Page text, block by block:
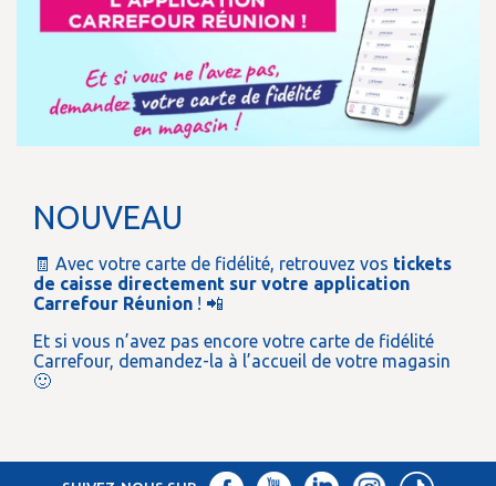
NOUVEAU
🧾 Avec votre carte de fidélité, retrouvez vos tickets
de caisse directement sur votre application
Carrefour Réunion ! 📲
Et si vous n’avez pas encore votre carte de fidélité
Carrefour, demandez-la à l’accueil de votre magasin
🙂